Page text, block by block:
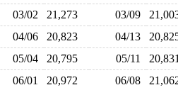
03/02 21,273 03/09
04/06 20,823 04/13
05/04 20,795 05/11
06/01 20,972 06/08